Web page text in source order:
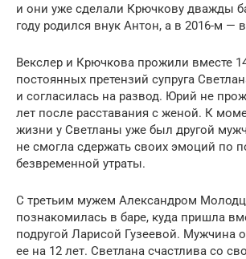
и они уже сделали Крючкову дважды
году родился внук Антон, а в 2016-м —
Векслер и Крючкова прожили вместе
постоянных претензий супруга
и согласилась на развод. Юрий не
лет после расставания с женой. К
жизни у Светланы уже был другой
не смогла сдержать своих эмоций по
безвременной утраты.
С третьим мужем Александром
познакомилась в баре, куда пришла
подругой Ларисой Гузеевой. Мужчина
ее на 12 лет. Светлана счастлива со